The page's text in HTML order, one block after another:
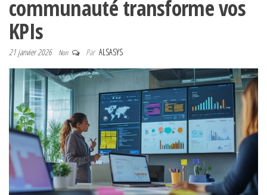
communauté transforme vos
KPIs
21 janvier 2026 Non Par ALSASYS